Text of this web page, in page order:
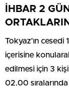
İHBAR 2
Tokyaz’ın cesedi
içerisine
edilmesi için 3
02.00